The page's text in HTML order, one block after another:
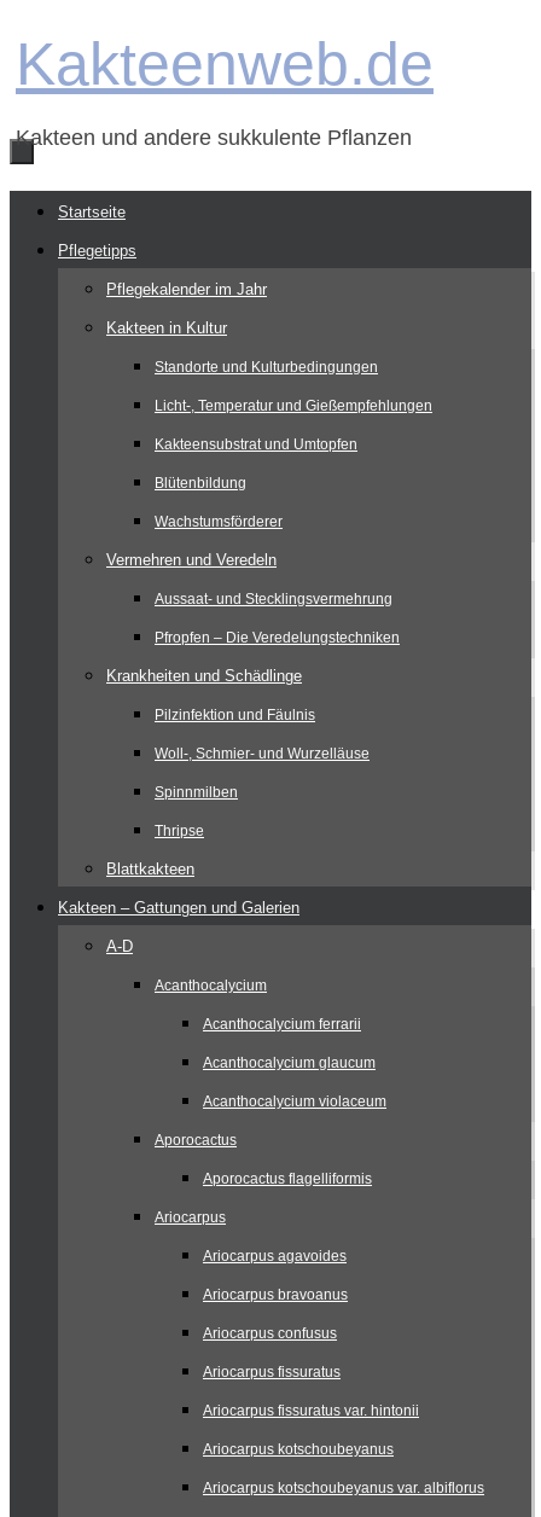
Inhalt
Kakteenweb.de
Kakteen und andere sukkulente Pflanzen
Zum
Inhalt
springen
Startseite
Pflegetipps
Pflegekalender im Jahr
Kakteen in Kultur
Standorte und Kulturbedingungen
Licht-, Temperatur und Gießempfehlungen
Kakteensubstrat und Umtopfen
Blütenbildung
Wachstumsförderer
Vermehren und Veredeln
Aussaat- und Stecklingsvermehrung
Pfropfen – Die Veredelungstechniken
Krankheiten und Schädlinge
Pilzinfektion und Fäulnis
Woll-, Schmier- und Wurzelläuse
Spinnmilben
Thripse
Blattkakteen
Kakteen – Gattungen und Galerien
A-D
Acanthocalycium
Acanthocalycium ferrarii
Acanthocalycium glaucum
Acanthocalycium violaceum
Aporocactus
Aporocactus flagelliformis
Ariocarpus
Ariocarpus agavoides
Ariocarpus bravoanus
Ariocarpus confusus
Ariocarpus fissuratus
Ariocarpus fissuratus var. hintonii
Ariocarpus kotschoubeyanus
Ariocarpus kotschoubeyanus var. albiflorus